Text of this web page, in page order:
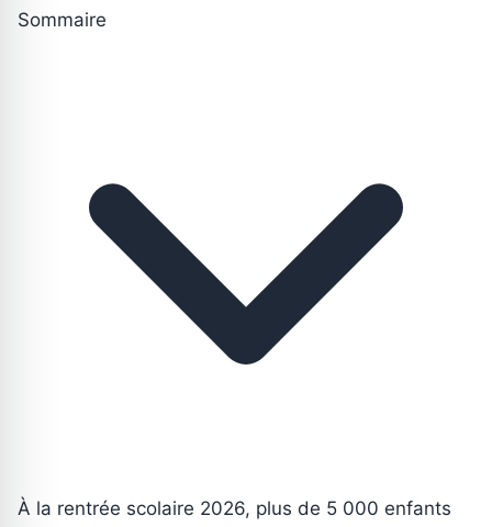
Sommaire
À la rentrée scolaire 2026, plus de 5 000 enfants